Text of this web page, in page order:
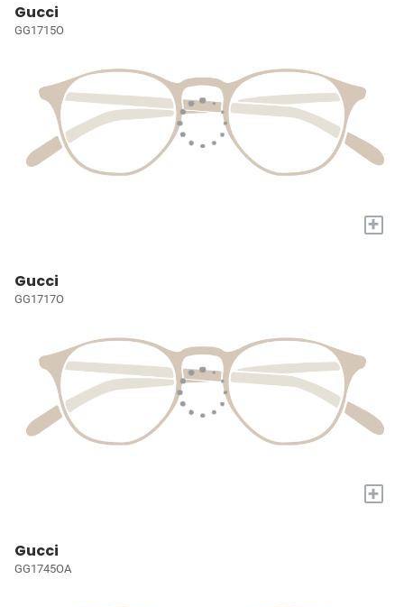
Gucci
GG1715O
+
Gucci
GG1717O
+
Gucci
GG1745OA